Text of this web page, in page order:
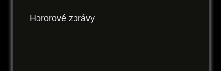
Hororové zprávy